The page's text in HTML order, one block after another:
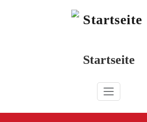
Startseite